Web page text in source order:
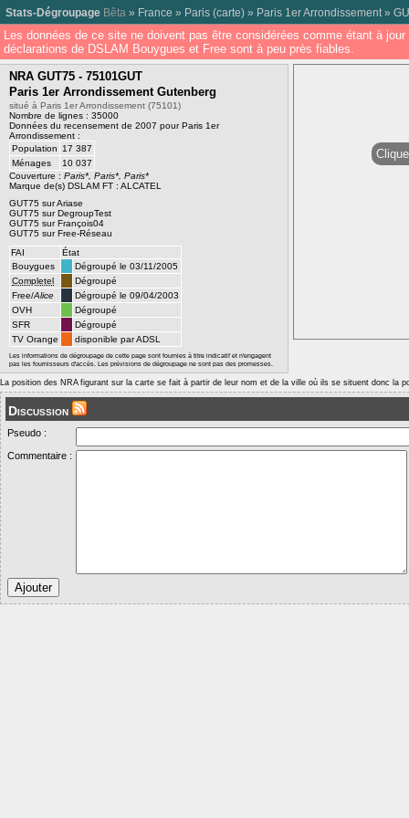
Stats-Dégroupage Bêta » France » Paris (carte) » Paris 1er Arrondissement »
Les données de ce site ne doivent pas être considérées comme étant à
déclarations de DSLAM Bouygues et Free sont à peu près fiables.
NRA GUT75 - 75101GUT
Paris 1er Arrondissement Gutenberg
situé à Paris 1er Arrondissement (75101)
Nombre de lignes : 35000
Données du recensement de 2007 pour Paris 1er
Arrondissement :
Population
17 387
Ménages
10 037
Couverture : Paris*, Paris*, Paris*
Marque de(s) DSLAM FT : ALCATEL
GUT75 sur Ariase
GUT75 sur DegroupTest
GUT75 sur François04
GUT75 sur Free-Réseau
FAI
État
Bouygues
Dégroupé le 03/11/2005
Completel
Dégroupé
Free/Alice
Dégroupé le 09/04/2003
OVH
Dégroupé
SFR
Dégroupé
TV Orange
disponible par ADSL
Les informations de dégroupage de cette page sont fournies à titre indicatif et n'engagent
pas les fournisseurs d'accès. Les prévisions de dégroupage ne sont pas des promesses.
La position des NRA figurant sur la carte se fait à partir de leur nom et de la ville où ils se situent donc la
Discussion
Pseudo :
Commentaire :